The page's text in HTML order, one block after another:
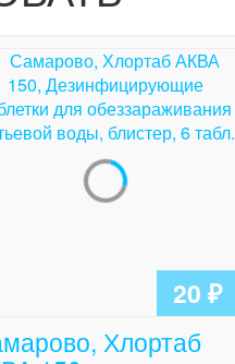
20 ₽
Хлортаб